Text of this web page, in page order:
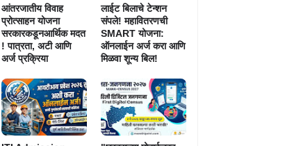
आंतरजातीय विवाह
प्रोत्साहन योजना
सरकारकडूनआर्थिक मदत
! पात्रता, अटी आणि
अर्ज प्रक्रिया
लाईट बिलाचे टेन्शन
संपले! महावितरणची
SMART योजना:
ऑनलाईन अर्ज करा आणि
मिळवा शून्य बिल!